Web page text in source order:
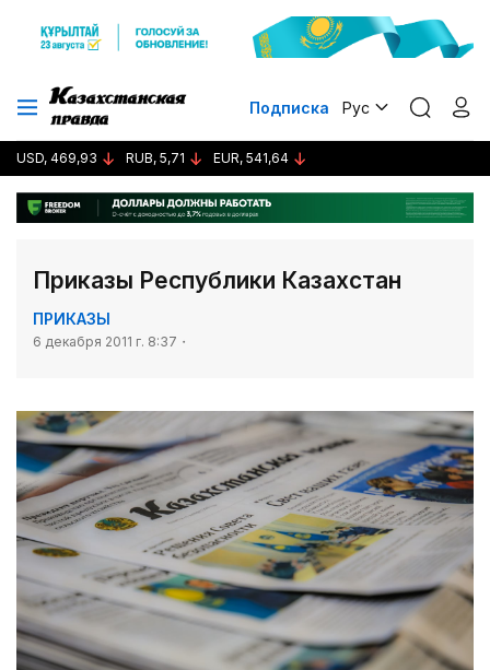
Подписка Рус
USD, 469,93 RUB, 5,71 EUR, 541,64
Приказы Республики Казахстан
ПРИКАЗЫ
6 декабря 2011 г. 8:37